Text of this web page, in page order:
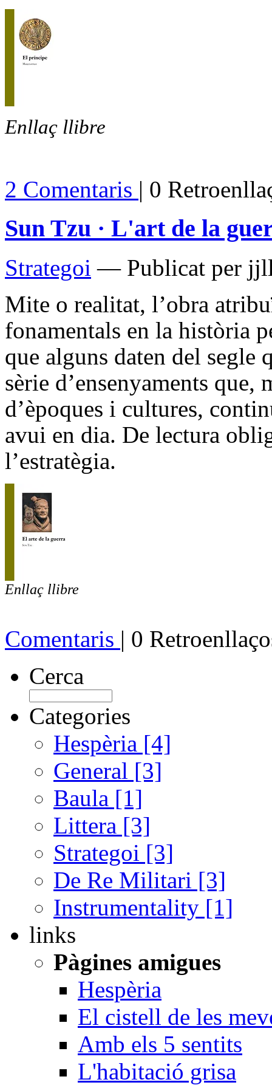
Enllaç llibre
2 Comentaris | 0
Sun Tzu · L'art de la
Strategoi — Publicat per
Mite o realitat, l’obra
fonamentals en la història
que alguns daten del segle
sèrie d’ensenyaments
d’èpoques i cultures,
avui en dia. De lectura
l’estratègia.
Enllaç llibre
Comentaris | 0
Cerca
Categories
Hespèria [4]
General [3]
Baula [1]
Littera [3]
Strategoi [3]
De Re Militari [3]
Instrumentality [1]
links
Pàgines amigues
Hespèria
El cistell de les
Amb els 5 sentits
L'habitació grisa